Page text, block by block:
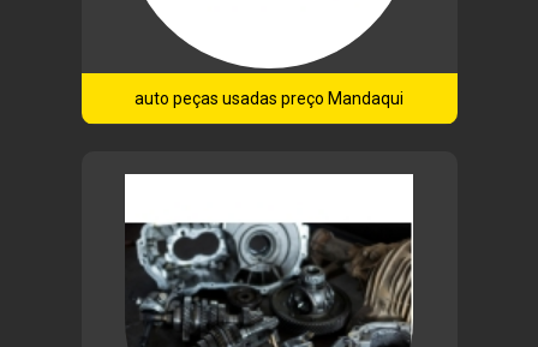
auto peças usadas preço Mandaqui